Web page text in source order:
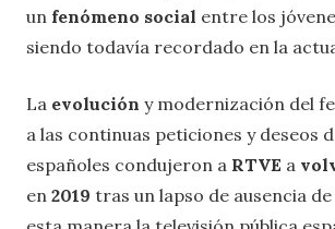
un fenómeno social entre los
siendo todavía recordado en la
La evolución y modernización del
a las continuas peticiones y deseos
españoles condujeron a RTVE a
en 2019 tras un lapso de ausencia de